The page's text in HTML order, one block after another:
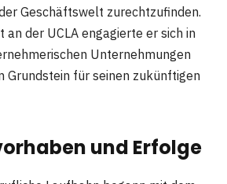
Geschäftswelt zurechtzufinden.
an der UCLA engagierte er sich in
Unternehmungen
Grundstein für seinen zukünftigen
und Erfolge